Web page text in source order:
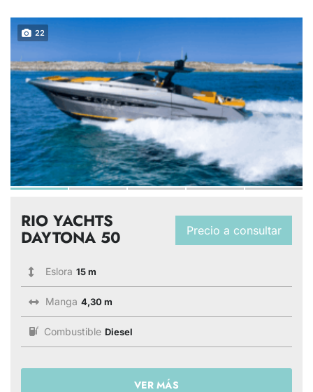
22
Precio a consultar
RIO YACHTS
DAYTONA 50
Eslora 15 m
Manga 4,30 m
Combustible Diesel
VER MÁS